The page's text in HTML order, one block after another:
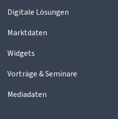
Digitale Lösungen
Marktdaten
Widgets
Vorträge & Seminare
Mediadaten